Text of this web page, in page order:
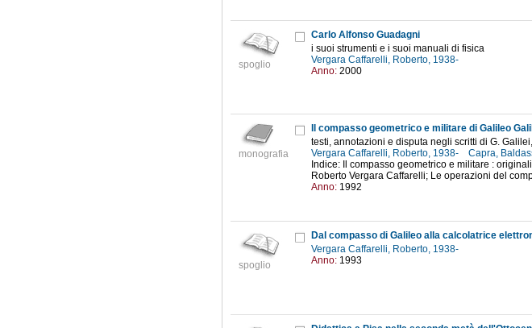
spoglio
Carlo Alfonso Guadagni
i suoi strumenti e i suoi manuali di fisica
Vergara Caffarelli, Roberto, 1938-
Anno: 2000
monografia
Il compasso geometrico e militare di Galileo
testi, annotazioni e disputa negli scritti di G.
Vergara Caffarelli, Roberto, 1938-
Capra,
Indice: Il compasso geometrico e militare :
Roberto Vergara Caffarelli; Le operazioni del
Anno: 1992
spoglio
Dal compasso di Galileo alla calcolatrice
Vergara Caffarelli, Roberto, 1938-
Anno: 1993